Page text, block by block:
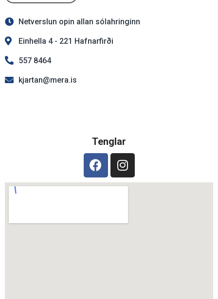
Netverslun opin allan sólahringinn
Einhella 4 - 221 Hafnarfirði
557 8464
kjartan@mera.is
Tenglar